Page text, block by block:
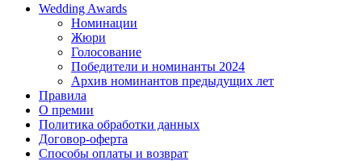
Wedding Awards
Номинации
Жюри
Голосование
Победители и номинанты 2024
Архив номинантов предыдущих лет
Правила
О премии
Политика обработки данных
Договор-оферта
Способы оплаты и возврат